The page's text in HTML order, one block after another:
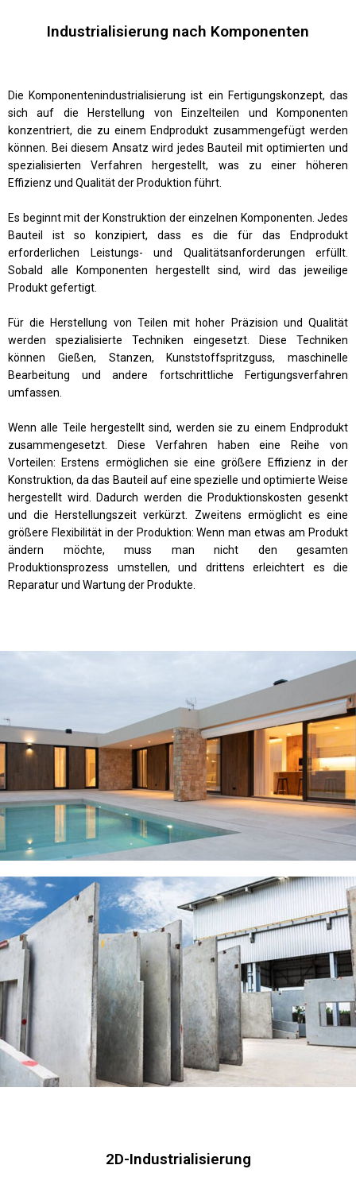
Industrialisierung nach Komponenten
Die Komponentenindustrialisierung ist ein Fertigungskonzept, das
sich auf die Herstellung von Einzelteilen und Komponenten
konzentriert, die zu einem Endprodukt zusammengefügt werden
können. Bei diesem Ansatz wird jedes Bauteil mit optimierten und
spezialisierten Verfahren hergestellt, was zu einer höheren
Effizienz und Qualität der Produktion führt.
Es beginnt mit der Konstruktion der einzelnen Komponenten. Jedes
Bauteil ist so konzipiert, dass es die für das Endprodukt
erforderlichen Leistungs- und Qualitätsanforderungen erfüllt.
Sobald alle Komponenten hergestellt sind, wird das jeweilige
Produkt gefertigt.
Für die Herstellung von Teilen mit hoher Präzision und Qualität
werden spezialisierte Techniken eingesetzt. Diese Techniken
können Gießen, Stanzen, Kunststoffspritzguss, maschinelle
Bearbeitung und andere fortschrittliche Fertigungsverfahren
umfassen.
Wenn alle Teile hergestellt sind, werden sie zu einem Endprodukt
zusammengesetzt. Diese Verfahren haben eine Reihe von
Vorteilen: Erstens ermöglichen sie eine größere Effizienz in der
Konstruktion, da das Bauteil auf eine spezielle und optimierte Weise
hergestellt wird. Dadurch werden die Produktionskosten gesenkt
und die Herstellungszeit verkürzt. Zweitens ermöglicht es eine
größere Flexibilität in der Produktion: Wenn man etwas am Produkt
ändern möchte, muss man nicht den gesamten
Produktionsprozess umstellen, und drittens erleichtert es die
Reparatur und Wartung der Produkte.
2D-Industrialisierung